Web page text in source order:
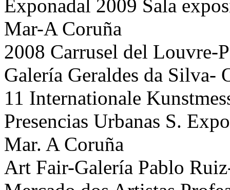
Exponadal 2009 Sala
Mar-A Coruña
2008 Carrusel del Louvre-
Galería Geraldes da Silva-
11 Internationale
Presencias Urbanas S.
Mar. A Coruña
Art Fair-Galería Pablo